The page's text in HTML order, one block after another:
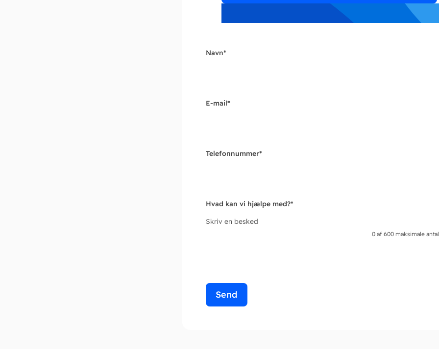
Navn*
E-mail*
Telefonnummer*
Hvad kan vi hjælpe med?*
Skriv en besked
0 af 600 maksimale